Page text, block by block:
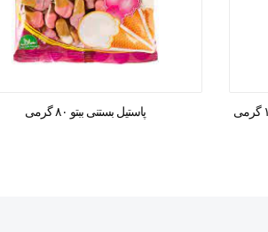
پاستیل بستنی ببتو ۸۰ گرمی